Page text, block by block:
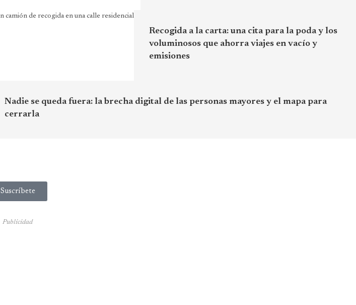
Recogida a la carta: una cita para la poda y los
voluminosos que ahorra viajes en vacío y
emisiones
Nadie se queda fuera: la brecha digital de las personas mayores y el mapa para
cerrarla
Suscríbete
Publicidad